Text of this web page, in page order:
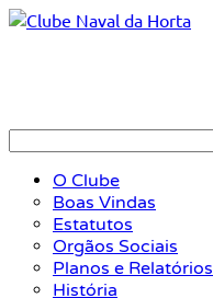
O Clube
Boas Vindas
Estatutos
Orgãos Sociais
Planos e Relatórios
História